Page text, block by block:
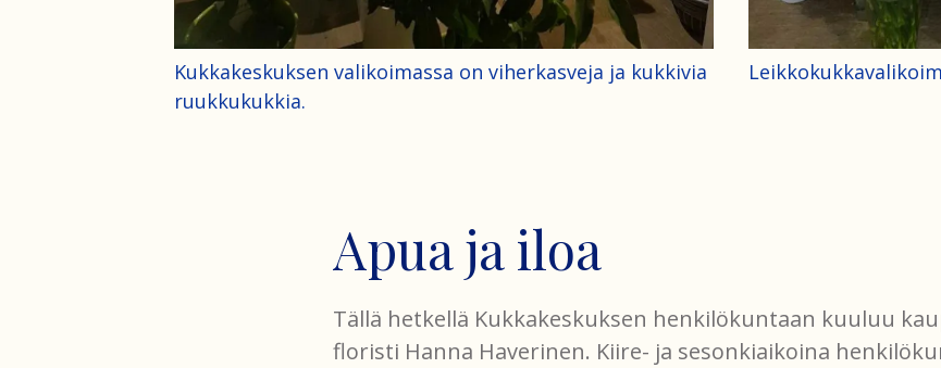
Kukkakeskuksen valikoimassa on viherkasveja ja kukkivia
ruukkukukkia.
Apua ja iloa
Tällä hetkellä Kukkakeskuksen henkilökuntaan kuuluu
floristi Hanna Haverinen. Kiire- ja sesonkiaikoina